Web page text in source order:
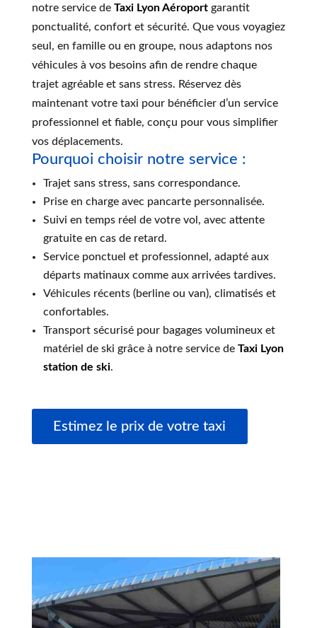
notre service de Taxi Lyon Aéroportgarantit
ponctualité, confort et sécurité. Que vous voyagiez
seul, en famille ou en groupe, nous adaptons nos
véhicules à vos besoins afin de rendre chaque
trajet agréable et sans stress. Réservez dès
maintenant votre taxi pour bénéficier d’un service
professionnel et fiable, conçu pour vous simplifier
vos déplacements.
Pourquoi choisir notre service :
Trajet sans stress, sans correspondance.
Prise en charge avec pancarte personnalisée.
Suivi en temps réel de votre vol, avec attente
gratuite en cas de retard.
Service ponctuel et professionnel, adapté aux
départs matinaux comme aux arrivées tardives.
Véhicules récents (berline ou van), climatisés et
confortables.
Transport sécurisé pour bagages volumineux et
matériel de ski grâce à notre service de Taxi Lyon
station de ski.
Estimez le prix de votre taxi